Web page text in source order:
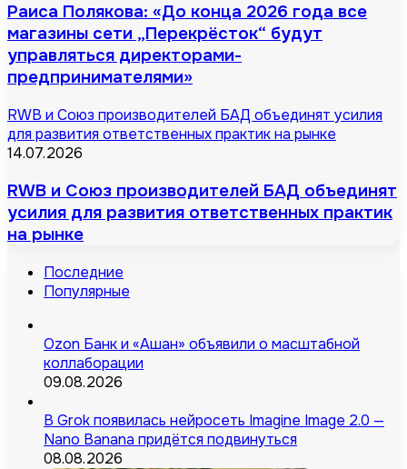
Раиса Полякова: «До конца 2026 года все
магазины сети „Перекрёсток“ будут
управляться директорами-
предпринимателями»
RWB и Союз производителей БАД объединят усилия
для развития ответственных практик на рынке
14.07.2026
RWB и Союз производителей БАД объединят
усилия для развития ответственных практик
на рынке
Последние
Популярные
Ozon Банк и «Ашан» объявили о масштабной
коллаборации
09.08.2026
В Grok появилась нейросеть Imagine Image 2.0 —
Nano Banana придётся подвинуться
08.08.2026